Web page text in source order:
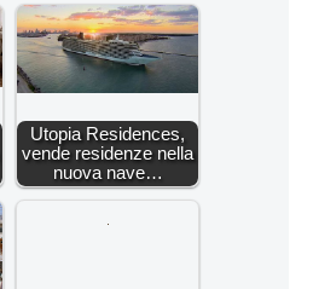
Utopia Residences,
vende residenze nella
nuova nave…